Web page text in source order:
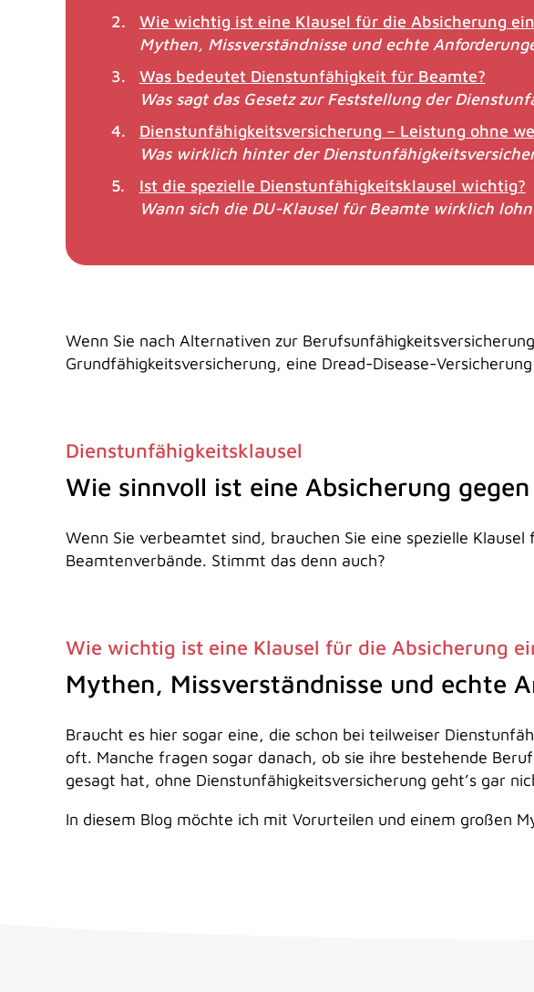
Wie wichtig ist eine Klausel für die Absicherung
Mythen, Missverständnisse und echte
Was bedeutet Dienstunfähigkeit für Beamte?
Was sagt das Gesetz zur Feststellung der
Dienstunfähigkeitsversicherung – Leistung ohne
Was wirklich hinter der
Ist die spezielle Dienstunfähigkeitsklausel wichtig?
Wann sich die DU-Klausel für Beamte wirklich
Wenn Sie nach Alternativen zur
Grundfähigkeitsversicherung, eine Dread-Disease-
Dienstunfähigkeitsklausel
Wie sinnvoll ist eine Absicherung
Wenn Sie verbeamtet sind, brauchen Sie eine spezielle
Beamtenverbände. Stimmt das denn auch?
Wie wichtig ist eine Klausel für die Absicherung
Mythen, Missverständnisse und echte
Braucht es hier sogar eine, die schon bei teilweiser
oft. Manche fragen sogar danach, ob sie ihre bestehende
gesagt hat, ohne Dienstunfähigkeitsversicherung geht’s gar
In diesem Blog möchte ich mit Vorurteilen und einem großen